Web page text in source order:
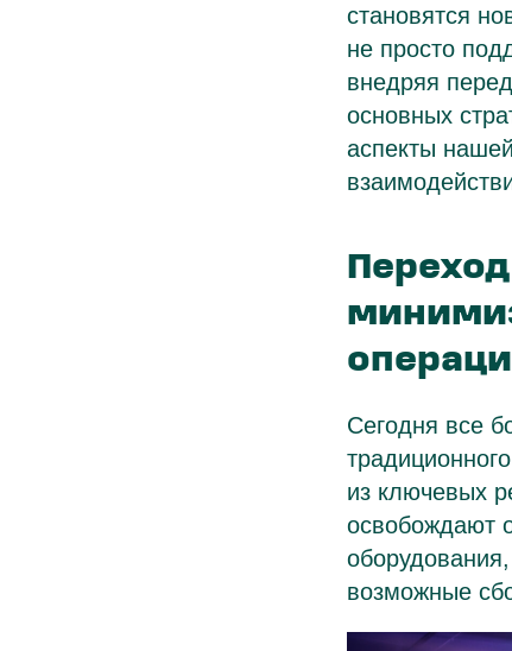
становятся
не просто
внедряя
основных
аспекты
Сегодня все
из ключевых
освобождают
возможные